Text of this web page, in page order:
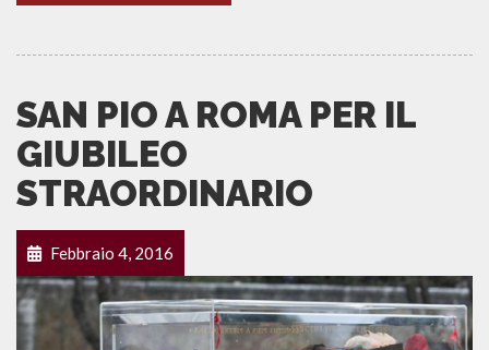
SAN PIO A ROMA PER IL
GIUBILEO
STRAORDINARIO
Febbraio 4, 2016